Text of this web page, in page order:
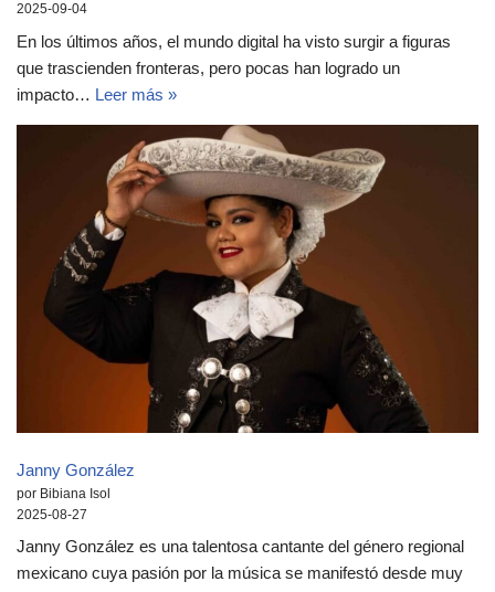
2025-09-04
En los últimos años, el mundo digital ha visto surgir a figuras
que trascienden fronteras, pero pocas han logrado un
impacto… Leer más »
Janny González
por Bibiana Isol
2025-08-27
Janny González es una talentosa cantante del género regional
mexicano cuya pasión por la música se manifestó desde muy